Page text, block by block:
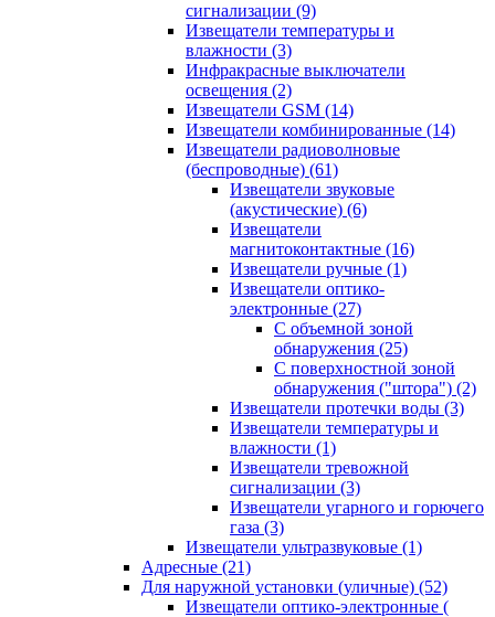
сигнализации (9)
Извещатели температуры и
влажности (3)
Инфракрасные выключатели
освещения (2)
Извещатели GSM (14)
Извещатели комбинированные (14)
Извещатели радиоволновые
(беспроводные) (61)
Извещатели звуковые
(акустические) (6)
Извещатели
магнитоконтактные (16)
Извещатели ручные (1)
Извещатели оптико-
электронные (27)
С объемной зоной
обнаружения (25)
С поверхностной зоной
обнаружения ("штора") (2)
Извещатели протечки воды (3)
Извещатели температуры и
влажности (1)
Извещатели тревожной
сигнализации (3)
Извещатели угарного и горючего
газа (3)
Извещатели ультразвуковые (1)
Адресные (21)
Для наружной установки (уличные) (52)
Извещатели оптико-электронные (